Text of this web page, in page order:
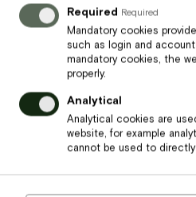
Procedūrā izmantotā Vagheggi
skaistumkopšanas konceptu,
sejas mīmikas šūnām.
Tās sastāvā esošā kurkuma ir
reģenerējošām un dziedinošām
esošajam kurkumīnam.
Procedūras norise
Required Required
Mandatory cookies
such as login and
mandatory cookies, the
properly.
Analytical
Analytical cookies are
website, for example
cannot be used to